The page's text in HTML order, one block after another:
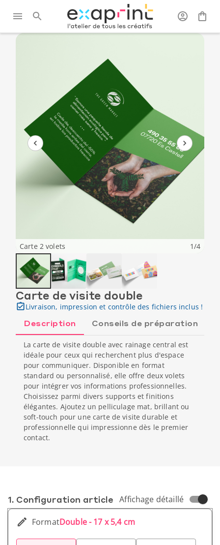
Carte 2 volets 1/4
Carte de visite double
Livraison, impression et contrôle des fichiers inclus !
Description Conseils de préparation
La carte de visite double avec rainage central est
idéale pour ceux qui recherchent plus d'espace
pour communiquer. Disponible en format
standard ou personnalisé, elle offre deux volets
pour intégrer vos informations professionnelles.
Choisissez parmi divers supports et finitions
élégantes. Ajoutez un pelliculage mat, brillant ou
soft-touch pour une carte de visite durable et
professionnelle qui impressionne dès le premier
contact.
1. Conf­iguration article Affichage détaillé
FormatDouble - 17 x 5,4 cm